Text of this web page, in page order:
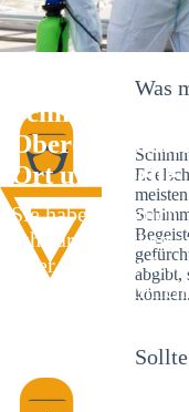
Ort und Stelle
Sie haben kürzlich
schwarze Flecken
Ihrer Wand
Schlechte
Was
abgibt,
können.